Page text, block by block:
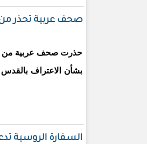
صحف عربية تحذر من
حذرت صحف عربية من
بشأن الاعتراف
السفارة الروسية تدعم النسخة 18